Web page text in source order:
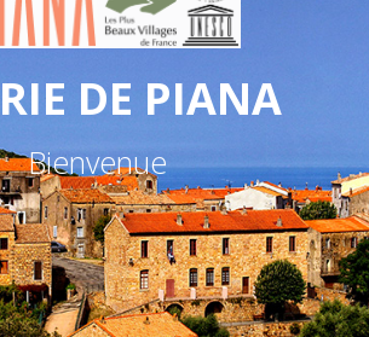
DE PIANA
Bienvenue